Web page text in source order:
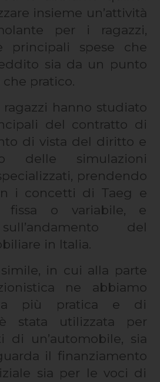
insieme un’attività
per i ragazzi,
principali spese che
sia da un punto
pratico.
hanno studiato
del contratto di
di vista del diritto e
delle simulazioni
prendendo
i concetti di Taeg e
fissa o variabile, e
del
in Italia.
in cui alla parte
ne abbiamo
più pratica e di
stata utilizzata per
di un’automobile, sia
il finanziamento
sia per le voci di